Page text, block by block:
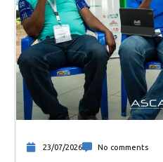
23/07/2026 No comments